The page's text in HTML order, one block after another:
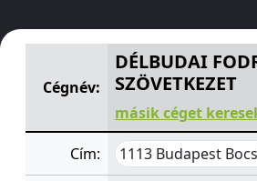
DÉLBUDAI FODRÁSZ
Cégnév:
DÉLBUDAI
SZÖVETKEZET
másik céget
Cím: 1113 Budapest